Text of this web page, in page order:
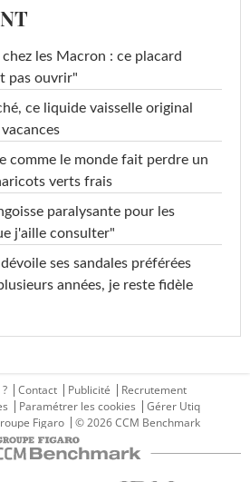
les Macron : ce placard
pas ouvrir"
ce liquide vaisselle original
comme le monde fait perdre un
verts frais
paralysante pour les
j'aille consulter"
dévoile ses sandales préférées
années, je reste fidèle
Contact Publicité
Recrutement
Paramétrer les cookies
Gérer Utiq
Figaro © 2026 CCM Benchmark